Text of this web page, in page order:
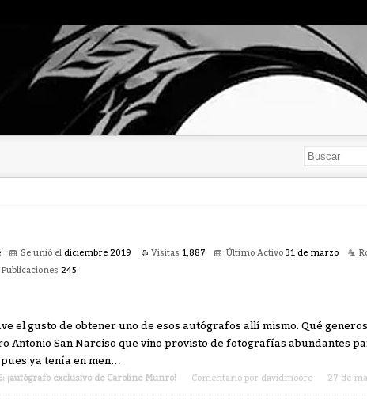
Se unió el diciembre 2019 Visitas 1,887 Último Activo 31 de marzo
Publicaciones 245
el gusto de obtener uno de esos autógrafos allí mismo. Qué
Antonio San Narciso que vino provisto de fotografías abundantes
ya tenía en men…
¡autógrafo exclusivo de Caroline Munro! Comentario por davidmoore 27 de